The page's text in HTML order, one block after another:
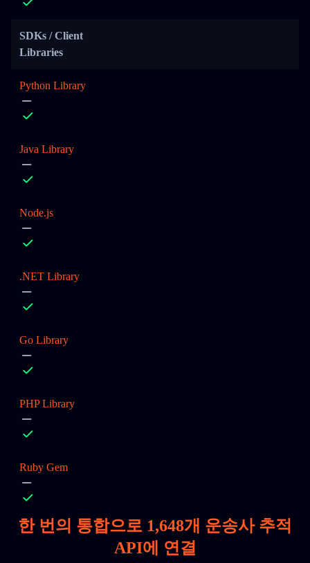
SDKs / Client
Libraries
Python Library
Java Library
Node.js
.NET Library
Go Library
PHP Library
Ruby Gem
한 번의 통합으로 1,648개 운송사 추적
API에 연결